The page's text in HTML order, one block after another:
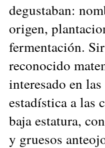
degustaban:
origen,
fermentación.
reconocido
interesado en
estadística a las
baja estatura,
y gruesos